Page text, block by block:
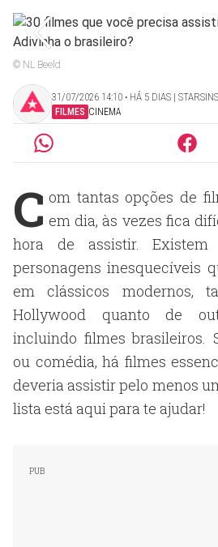
© NL Beeld
31/07/2026 14:10 ‧ HÁ 5 DIAS |
FILMES CINEMA
C om tantas opções de
em dia, às vezes fica
hora de assistir.
personagens inesquecíveis
em clássicos modernos,
Hollywood quanto de
incluindo filmes brasileiros.
ou comédia, há filmes
deveria assistir pelo menos
lista está aqui para te ajudar!